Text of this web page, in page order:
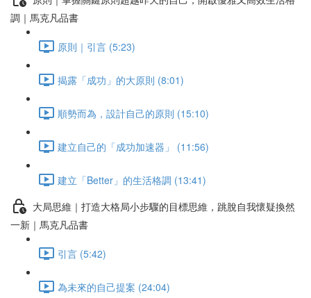
調｜馬克凡品書
原則｜引言 (5:23)
揭露「成功」的大原則 (8:01)
順勢而為，設計自己的原則 (15:10)
建立自己的「成功加速器」 (11:56)
建立「Better」的生活格調 (13:41)
大局思維｜打造大格局小步驟的目標思維，跳脫自我懷疑換然
一新｜馬克凡品書
引言 (5:42)
為未來的自己提案 (24:04)